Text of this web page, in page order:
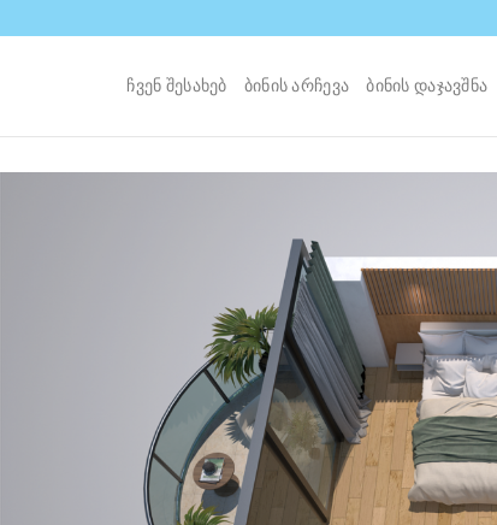
ᲩᲕᲔᲜ ᲨᲔᲡᲐᲮᲔᲑ ᲑᲘᲜᲘᲡ ᲐᲠᲩᲔᲕᲐ ᲑᲘᲜᲘᲡ ᲓᲐᲯᲐᲕᲨᲜᲐ